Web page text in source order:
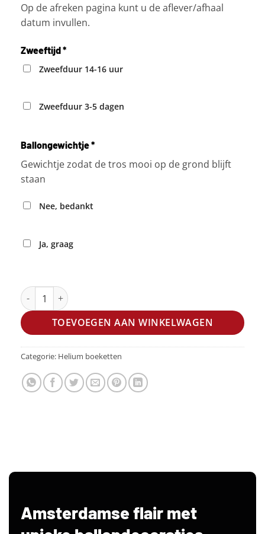
Op de afreken pagina kunt u de aflever/afhaal
datum invullen.
Zweeftijd*
Zweefduur 14-16 uur
Zweefduur 3-5 dagen
Ballongewichtje*
Gewichtje zodat de tros mooi op de grond blijft
staan
Nee, bedankt
Ja, graag
Helium ballon set Misty Blue aantal
TOEVOEGEN AAN WINKELWAGEN
Categorie: Helium boeketten
Amsterdamse flair met